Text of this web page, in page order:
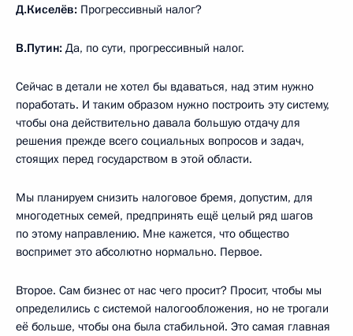
Д.Киселёв: Прогрессивный налог?
В.Путин: Да, по сути, прогрессивный налог.
Сейчас в детали не хотел бы вдаваться, над этим нужно
поработать. И таким образом нужно построить эту систему,
чтобы она действительно давала большую отдачу для
решения прежде всего социальных вопросов и задач,
стоящих перед государством в этой области.
Мы планируем снизить налоговое бремя, допустим, для
многодетных семей, предпринять ещё целый ряд шагов
по этому направлению. Мне кажется, что общество
воспримет это абсолютно нормально. Первое.
Второе. Сам бизнес от нас чего просит? Просит, чтобы мы
определились с системой налогообложения, но не трогали
её больше, чтобы она была стабильной. Это самая главная